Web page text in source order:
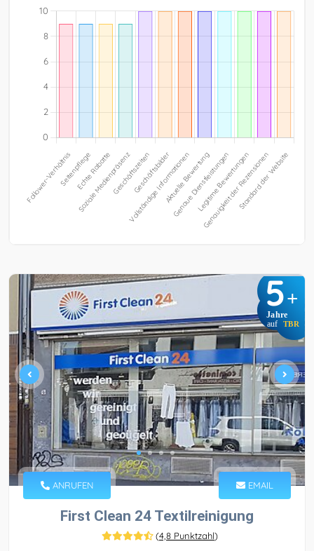
5+
Jahre
auf TBR
ANRUFEN EMAIL
First Clean 24 Textilreinigung
(4,8 Punktzahl)